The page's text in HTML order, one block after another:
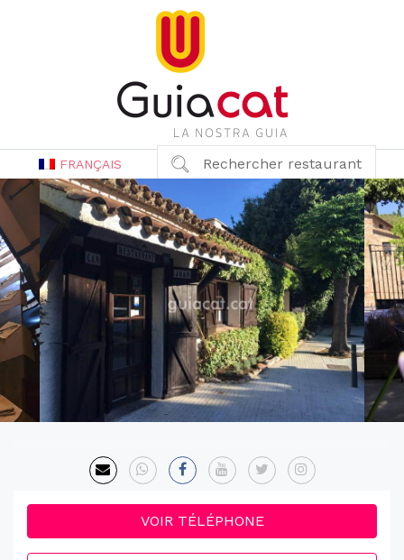
FRANÇAIS Rechercher restaurant
VOIR TÉLÉPHONE